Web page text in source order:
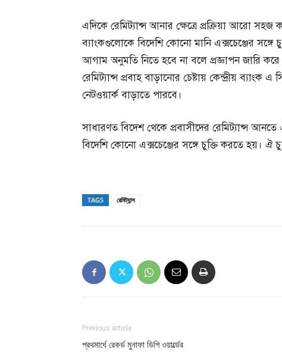
এদিকে রেমিট্যান্স আনার ক্ষেত্রে প্রক্রিয়া আরো
ব্যাংকগুলোকে বিদেশি কোনো মানি এক্সচেঞ্জের
আগাম অনুমতি নিতে হবে না বলে প্রজ্ঞাপন জারি
রেমিট্যান্স প্রবাহ বাড়ানোর চেষ্টায় কেন্দ্রীয় ব্যাংক
নেটওয়ার্ক বাড়াতে পারবে।
সাধারণত বিদেশ থেকে প্রবাসীদের রেমিট্যান্স
বিদেশি কোনো এক্সচেঞ্জের সঙ্গে চুক্তি করতে হয়। ঐ
TAGS রেমিট্যান্স
Previous article
প্রথমার্ধে রেকর্ড মুনাফা ডিপি ওয়ার্ল্ডের